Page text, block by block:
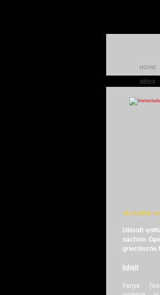
HOME
XBOX
30.12.2020
Ubisoft
nächste
griechische
Inhalt
Fenyx